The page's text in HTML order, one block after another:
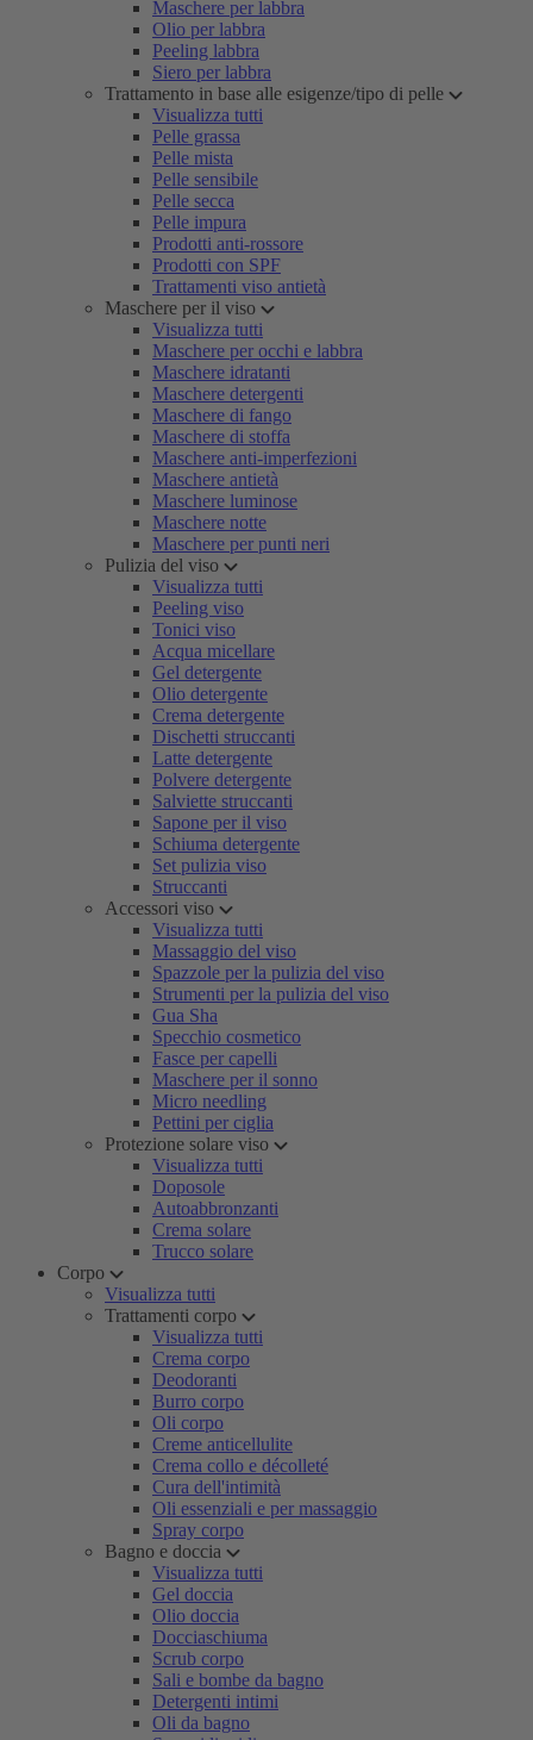
Maschere per labbra
Olio per labbra
Peeling labbra
Siero per labbra
Trattamento in base alle esigenze/tipo di pelle
Visualizza tutti
Pelle grassa
Pelle mista
Pelle sensibile
Pelle secca
Pelle impura
Prodotti anti-rossore
Prodotti con SPF
Trattamenti viso antietà
Maschere per il viso
Visualizza tutti
Maschere per occhi e labbra
Maschere idratanti
Maschere detergenti
Maschere di fango
Maschere di stoffa
Maschere anti-imperfezioni
Maschere antietà
Maschere luminose
Maschere notte
Maschere per punti neri
Pulizia del viso
Visualizza tutti
Peeling viso
Tonici viso
Acqua micellare
Gel detergente
Olio detergente
Crema detergente
Dischetti struccanti
Latte detergente
Polvere detergente
Salviette struccanti
Sapone per il viso
Schiuma detergente
Set pulizia viso
Struccanti
Accessori viso
Visualizza tutti
Massaggio del viso
Spazzole per la pulizia del viso
Strumenti per la pulizia del viso
Gua Sha
Specchio cosmetico
Fasce per capelli
Maschere per il sonno
Micro needling
Pettini per ciglia
Protezione solare viso
Visualizza tutti
Doposole
Autoabbronzanti
Crema solare
Trucco solare
Corpo
Visualizza tutti
Trattamenti corpo
Visualizza tutti
Crema corpo
Deodoranti
Burro corpo
Oli corpo
Creme anticellulite
Crema collo e décolleté
Cura dell'intimità
Oli essenziali e per massaggio
Spray corpo
Bagno e doccia
Visualizza tutti
Gel doccia
Olio doccia
Docciaschiuma
Scrub corpo
Sali e bombe da bagno
Detergenti intimi
Oli da bagno